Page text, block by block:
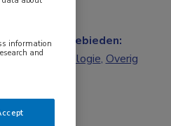
Vakgebieden:
Nefrologie, Overig
information
and